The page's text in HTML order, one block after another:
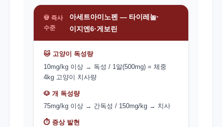
💀 즉사
수준
아세트아미노펜 — 타이레놀·
이지엔6·게보린
🐱 고양이 독성량
10mg/kg 이상 → 독성 / 1알(500mg) = 체중
4kg 고양이 치사량
🐶 개 독성량
75mg/kg 이상 → 간독성 / 150mg/kg → 치사
⏱️ 증상 발현